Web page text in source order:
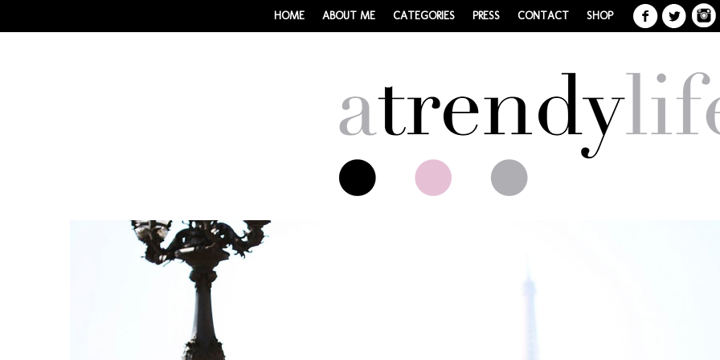
HOME ABOUT ME CATEGORIES PRESS CONTACT SHOP